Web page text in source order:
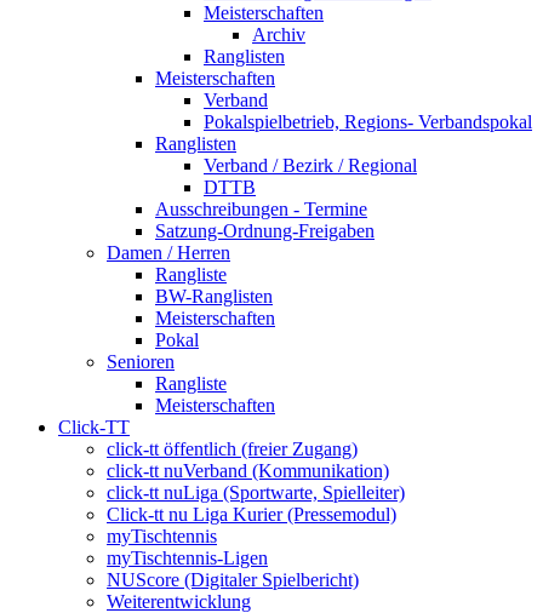
Meisterschaften
Archiv
Ranglisten
Meisterschaften
Verband
Pokalspielbetrieb, Regions- Verbandspokal
Ranglisten
Verband / Bezirk / Regional
DTTB
Ausschreibungen - Termine
Satzung-Ordnung-Freigaben
Damen / Herren
Rangliste
BW-Ranglisten
Meisterschaften
Pokal
Senioren
Rangliste
Meisterschaften
Click-TT
click-tt öffentlich (freier Zugang)
click-tt nuVerband (Kommunikation)
click-tt nuLiga (Sportwarte, Spielleiter)
Click-tt nu Liga Kurier (Pressemodul)
myTischtennis
myTischtennis-Ligen
NUScore (Digitaler Spielbericht)
Weiterentwicklung